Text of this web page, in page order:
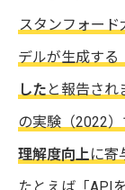
スタンフォー
デルが生成する
した と報告され
の実験（2022
理解度向上に寄